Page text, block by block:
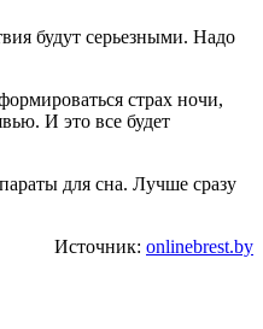
будут серьезными. Надо
страх ночи,
И это все будет
для сна. Лучше сразу
Источник: onlinebrest.by